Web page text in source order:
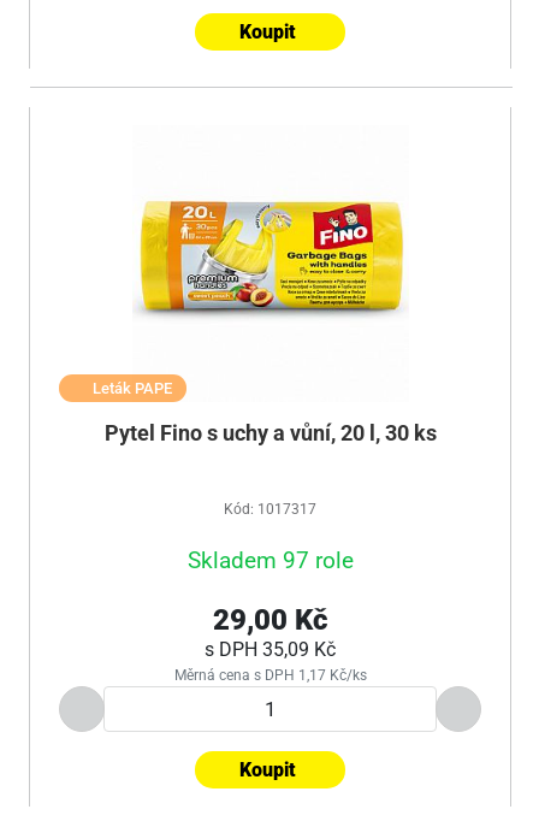
Koupit
Leták PAPE
Pytel Fino s uchy a vůní, 20 l, 30 ks
Kód: 1017317
Skladem 97 role
29,00 Kč
s DPH 35,09 Kč
Měrná cena s DPH 1,17 Kč/ks
Koupit